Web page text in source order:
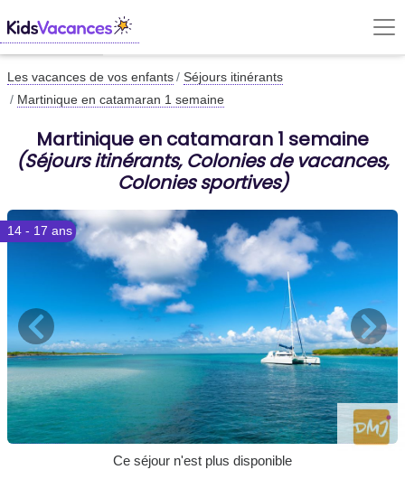
Les vacances de vos enfants
Séjours itinérants
Martinique en catamaran 1 semaine
Martinique en catamaran 1 semaine
(Séjours itinérants, Colonies de vacances,
Colonies sportives)
14 - 17 ans
Ce séjour n'est plus disponible